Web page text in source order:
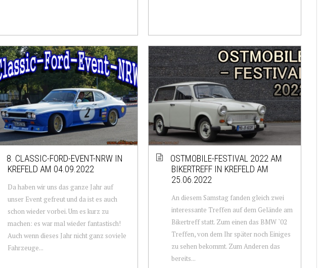
8. CLASSIC-FORD-EVENT-NRW IN
KREFELD AM 04.09.2022
Da haben wir uns das ganze Jahr auf
unser Event gefreut und da ist es auch
schon wieder vorbei. Um es kurz zu
machen: es war mal wieder fantastisch!
Auch wenn dieses Jahr nicht ganz soviele
Fahrzeuge...
OSTMOBILE-FESTIVAL 2022 AM
BIKERTREFF IN KREFELD AM
25.06.2022
An diesem Samstag fanden gleich zwei
interessante Treffen auf dem Gelände am
Bikertreff statt. Zum einen das BMW `02
Treffen, von dem Ihr später noch Einiges
zu sehen bekommt. Zum Anderen das
bereits...